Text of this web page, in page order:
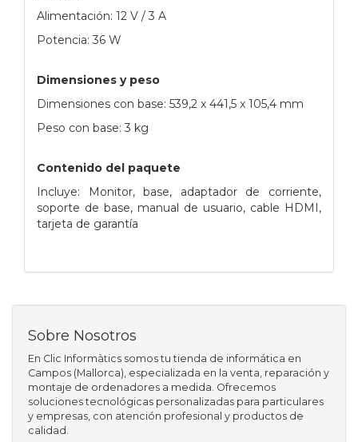
Alimentación: 12 V / 3 A
Potencia: 36 W
Dimensiones y peso
Dimensiones con base: 539,2 x 441,5 x 105,4 mm
Peso con base: 3 kg
Contenido del paquete
Incluye: Monitor, base, adaptador de corriente,
soporte de base, manual de usuario, cable HDMI,
tarjeta de garantía
Sobre Nosotros
En Clic Informàtics somos tu tienda de informática en
Campos (Mallorca), especializada en la venta, reparación y
montaje de ordenadores a medida. Ofrecemos
soluciones tecnológicas personalizadas para particulares
y empresas, con atención profesional y productos de
calidad.